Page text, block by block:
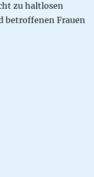
zu haltlosen
betroffenen Frauen